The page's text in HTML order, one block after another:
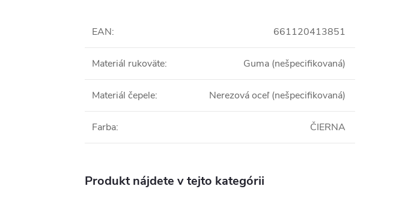
EAN: 661120413851
Materiál rukoväte: Guma (nešpecifikovaná)
Materiál čepele: Nerezová oceľ (nešpecifikovaná)
Farba: ČIERNA
Produkt nájdete v tejto kategórii